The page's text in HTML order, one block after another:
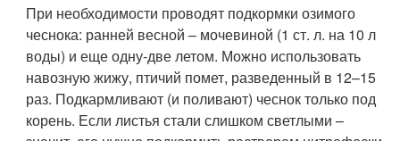
При необходимости проводят подкормки озимого
чеснока: ранней весной – мочевиной (1 ст. л. на 10 л
воды) и еще одну-две летом. Можно использовать
навозную жижу, птичий помет, разведенный в 12–15
раз. Подкармливают (и поливают) чеснок только под
корень. Если листья стали слишком светлыми –